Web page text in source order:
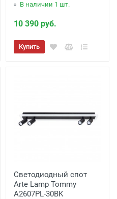
В наличии 1 шт.
10 390 руб.
Купить
Светодиодный спот
Arte Lamp Tommy
A2607PL-30BK